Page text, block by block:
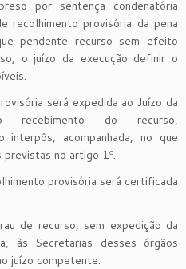
por sentença condenatória
recolhimento provisória da pena
pendente recurso sem efeito
o juízo da execução definir o
será expedida ao Juízo da
recebimento do recurso,
interpôs, acompanhada, no que
no artigo 1º.
provisória será certificada
de recurso, sem expedição da
às Secretarias desses órgãos
juízo competente.